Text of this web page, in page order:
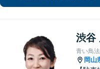
渋谷
青い鳥
岡山